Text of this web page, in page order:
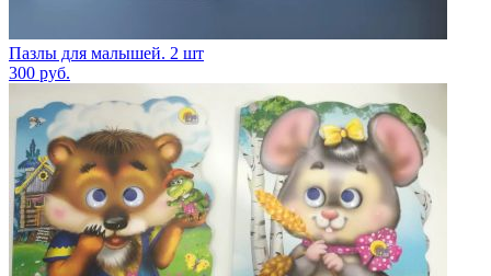
Пазлы для малышей. 2 шт
300 руб.